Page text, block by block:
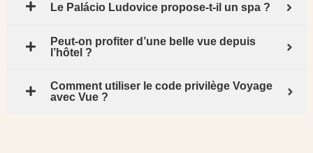
Le Palácio Ludovice propose-t-il un spa ?
Peut-on profiter d’une belle vue depuis
l’hôtel ?
Comment utiliser le code privilège Voyage
avec Vue ?